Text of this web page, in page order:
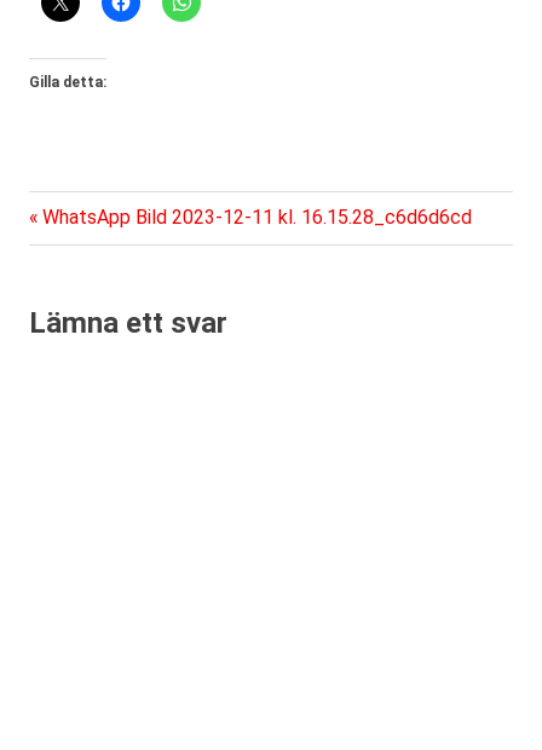
Gilla detta:
Inläggsnavigering
Föregående
inlägg:
WhatsApp Bild 2023-12-11 kl. 16.15.28_c6d6d6cd
Lämna ett svar